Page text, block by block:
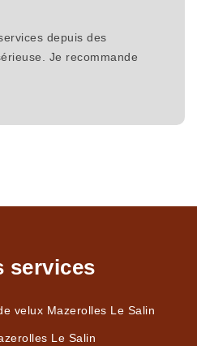
depuis des
Je recommande
services
velux Mazerolles Le Salin
Le Salin